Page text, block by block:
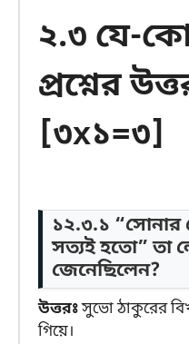
২.৩ যে-
প্রশ্নের
[৩x১=৩]
১২.৩.১
সত্যই হতো” তা
জেনেছিলেন?
উত্তরঃসুভো ঠাকুরের
গিয়ে।